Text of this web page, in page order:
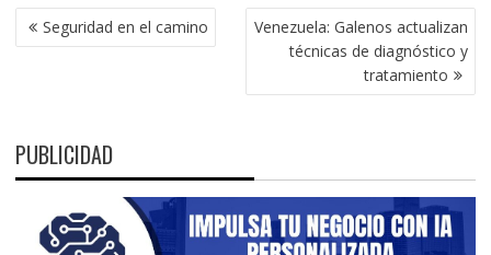
NAVEGACIÓN
DE Seguridad en el camino
Venezuela: Galenos actualizan
técnicas de diagnóstico y
tratamiento
PUBLICIDAD